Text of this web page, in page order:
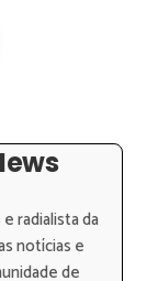
radialista da
notícias e
de